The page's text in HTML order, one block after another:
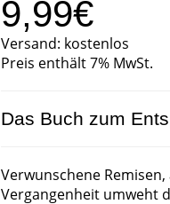
9,99€
Versand: kostenlos
Preis enthält 7% MwSt.
Das Buch zum
Verwunschene
Vergangenheit umweht